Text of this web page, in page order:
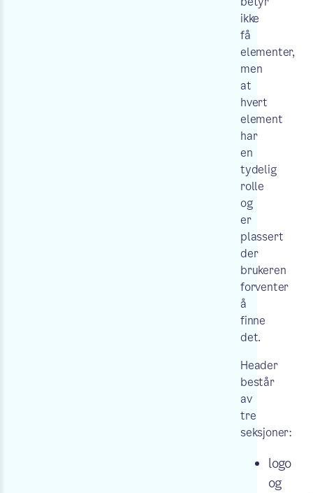
ikke
få
elementer,
men
at
hvert
element
har
en
tydelig
rolle
og
er
plassert
der
brukeren
forventer
å
finne
det.
Header
består
av
tre
seksjoner:
logo
og